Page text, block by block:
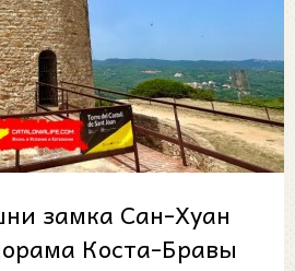
замка Сан-Хуан
Коста-Бравы